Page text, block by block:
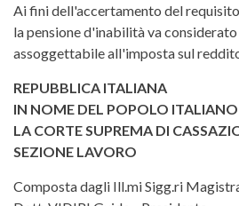
Ai fini dell'accertamento del
la pensione d'inabilità va
assoggettabile all'imposta sul
REPUBBLICA ITALIANA
IN NOME DEL POPOLO ITALIANO
LA CORTE SUPREMA DI
SEZIONE LAVORO
Composta dagli Ill.mi Sigg.ri